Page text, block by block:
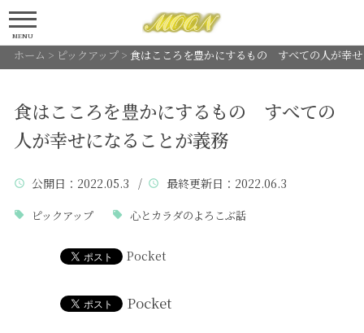
MENU
ホーム > ピックアップ> 食はこころを豊かにするもの すべての人が幸
食はこころを豊かにするもの すべての
人が幸せになることが義務
公開日 ：2022.05.3 / 最終更新日 ：2022.06.3
ピックアップ 心とカラダのよろこぶ話
Pocket
Pocket